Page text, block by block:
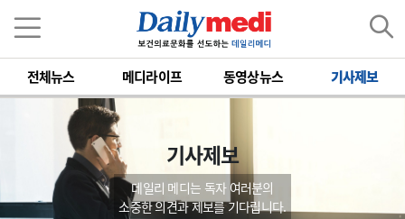
전체뉴스 메디라이프 동영상뉴스 기사제보
기사제보
데일리 메디는 독자 여러분의
소중한 의견과 제보를 기다립니다.